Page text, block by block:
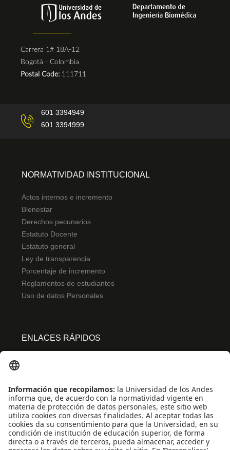
Carrera 1# 18A-12
Bogotá - Colombia
Postal Code: 111711
601 3394949
601 3394999
NORMATIVIDAD INSTITUCIONAL
Actos internos e incremento
Bienestar
Derechos pecunarios
Estatuto Docente
Estatuto general
Ley de transparencia
Porcentaje de incremento
Reglamentos de estudiantes
Uso de datos Personales
ENLACES RÁPIDOS
Convivencia y transparencia
Emergencias: Extensión 0000
Eventos destacados
Mapa del Sitio
Multimedia
Noticias